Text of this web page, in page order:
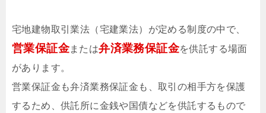
宅地建物取引業法（宅建業法）が定める制度の中で、
営業保証金または弁済業務保証金を供託する場面
があります。
営業保証金も弁済業務保証金も、取引の相手方を保護
するため、供託所に金銭や国債などを供託するもので